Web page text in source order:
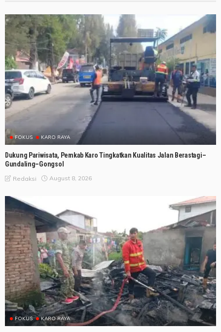
FOKUS KARO RAYA
Dukung Pariwisata, Pemkab Karo Tingkatkan Kualitas Jalan Berastagi–
Gundaling–Gongsol
Redaksi August 8, 2026
FOKUS KARO RAYA